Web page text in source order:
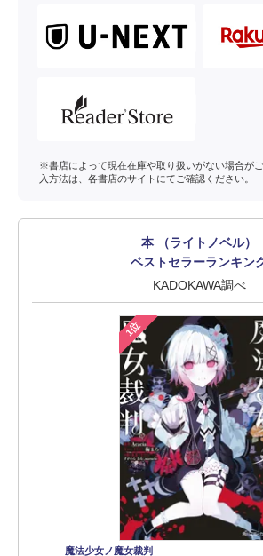
※書店によって現在在庫や取り扱いがない場合が
入方法は、各書店のサイトにてご確認ください。
本 （ライトノベル）
ベストセラーランキン
KADOKAWA調べ
1位
魔法少女ノ魔女裁判